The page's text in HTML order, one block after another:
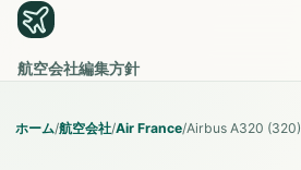
航空会社編集方針
ホーム/航空会社/Air France/Airbus A320 (320)